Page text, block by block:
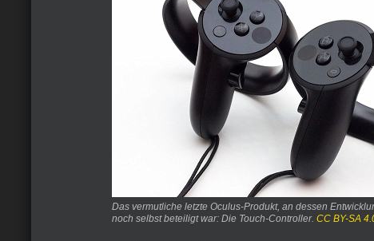
Das vermutliche letzte Oculus-Produkt, an dessen
noch selbst beteiligt war: Die Touch-Controller. CC BY-SA